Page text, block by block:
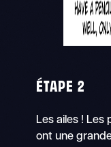
ÉTAPE 2
Les ailes ! Les
ont une